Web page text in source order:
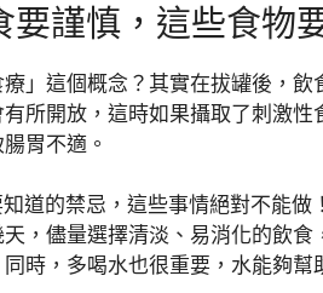
要謹慎，這些食物
」這個概念？其實在拔罐後，
所開放，這時如果攝取了刺激
胃不適。
，儘量選擇清淡、易消化的飲
時，多喝水也很重要，水能夠幫